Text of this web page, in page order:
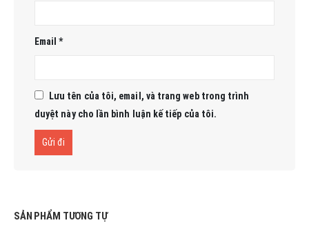
Email*
Lưu tên của tôi, email, và trang web trong trình
duyệt này cho lần bình luận kế tiếp của tôi.
SẢN PHẨM TƯƠNG TỰ